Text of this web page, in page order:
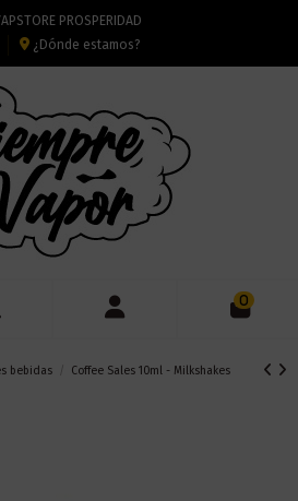
PROSPERIDAD
¿Dónde estamos?
0
bebidas Coffee Sales 10ml - Milkshakes